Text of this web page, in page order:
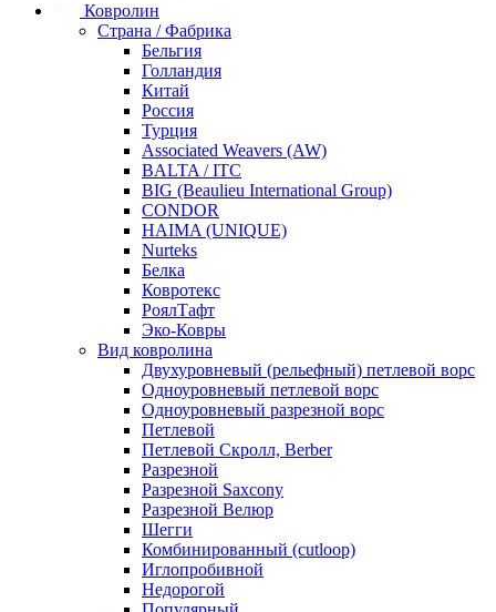
Ковролин
Страна / Фабрика
Бельгия
Голландия
Китай
Россия
Турция
Associated Weavers (AW)
BALTA / ITC
BIG (Beaulieu International Group)
CONDOR
HAIMA (UNIQUE)
Nurteks
Белка
Ковротекс
РоялТафт
Эко-Ковры
Вид ковролина
Двухуровневый (рельефный) петлевой ворс
Одноуровневый петлевой ворс
Одноуровневый разрезной ворс
Петлевой
Петлевой Скролл, Berber
Разрезной
Разрезной Saxcony
Разрезной Велюр
Шегги
Комбинированный (cutloop)
Иглопробивной
Недорогой